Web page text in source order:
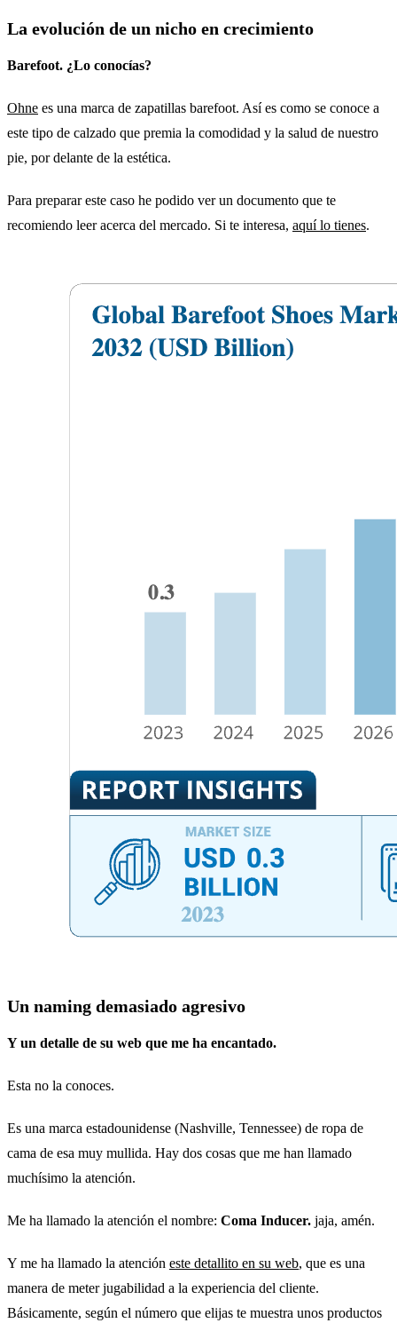
La evolución de un nicho en crecimiento
Barefoot. ¿Lo conocías?
Ohne es una marca de zapatillas barefoot. Así es como se conoce a
este tipo de calzado que premia la comodidad y la salud de nuestro
pie, por delante de la estética.
Para preparar este caso he podido ver un documento que te
recomiendo leer acerca del mercado. Si te interesa, aquí lo tienes.
Un naming demasiado agresivo
Y un detalle de su web que me ha encantado.
Esta no la conoces.
Es una marca estadounidense (Nashville, Tennessee) de ropa de
cama de esa muy mullida. Hay dos cosas que me han llamado
muchísimo la atención.
Me ha llamado la atención el nombre: Coma Inducer. jaja, amén.
Y me ha llamado la atención este detallito en su web, que es una
manera de meter jugabilidad a la experiencia del cliente.
Básicamente, según el número que elijas te muestra unos productos